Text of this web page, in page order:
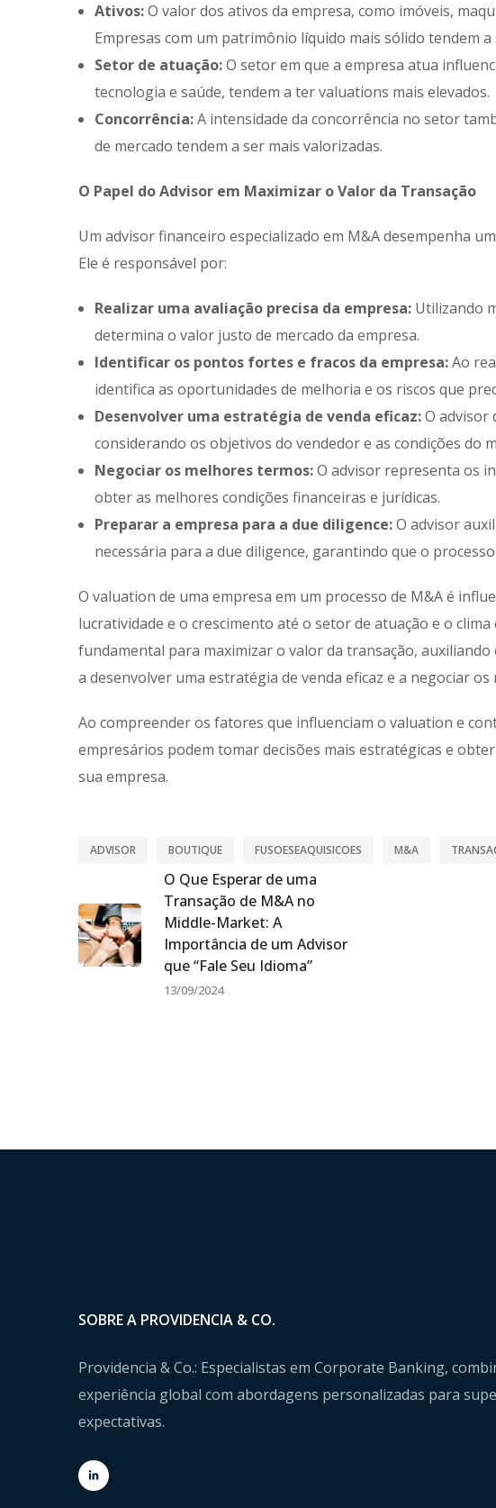
Ativos:O valor dos ativos da empresa, como imóveis,
Empresas com um patrimônio líquido mais sólido tendem a
Setor de atuação:O setor em que a empresa atua
tecnologia e saúde, tendem a ter valuations mais elevados.
Concorrência:A intensidade da concorrência no setor
de mercado tendem a ser mais valorizadas.
O Papel do Advisor em Maximizar o Valor da Transação
Um advisor financeiro especializado em M&A desempenha
Ele é responsável por:
Realizar uma avaliação precisa da empresa: Utilizando
determina o valor justo de mercado da empresa.
Identificar os pontos fortes e fracos da empresa:Ao
identifica as oportunidades de melhoria e os riscos que
Desenvolver uma estratégia de venda eficaz:O advisor
considerando os objetivos do vendedor e as condições do
Negociar os melhores termos:O advisor representa os
obter as melhores condições financeiras e jurídicas.
Preparar a empresa para a due diligence:O advisor
necessária para a due diligence, garantindo que o
O valuation de uma empresa em um processo de M&A é
lucratividade e o crescimento até o setor de atuação e o
fundamental para maximizar o valor da transação,
a desenvolver uma estratégia de venda eficaz e a negociar
Ao compreender os fatores que influenciam o valuation e
empresários podem tomar decisões mais estratégicas e
sua empresa.
ADVISOR BOUTIQUE FUSOESEAQUISICOES M&A
O Que Esperar de uma
Transação de M&A no
Middle-Market: A
Importância de um Advisor
que “Fale Seu Idioma”
13/09/2024
SOBRE A PROVIDENCIA & CO.
Providencia & Co.: Especialistas em Corporate Banking,
experiência global com abordagens personalizadas para
expectativas.